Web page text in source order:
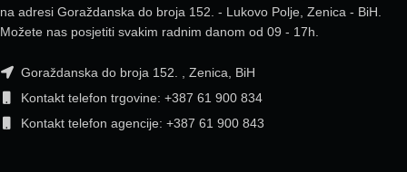
na adresi Goraždanska do broja 152. - Lukovo Polje, Zenica - BiH.
Možete nas posjetiti svakim radnim danom od 09 - 17h.
Goraždanska do broja 152. , Zenica, BiH
Kontakt telefon trgovine: +387 61 900 834
Kontakt telefon agencije: +387 61 900 843